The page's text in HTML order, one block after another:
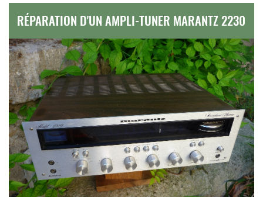
RÉPARATION D'UN AMPLI-TUNER MARANTZ 2230